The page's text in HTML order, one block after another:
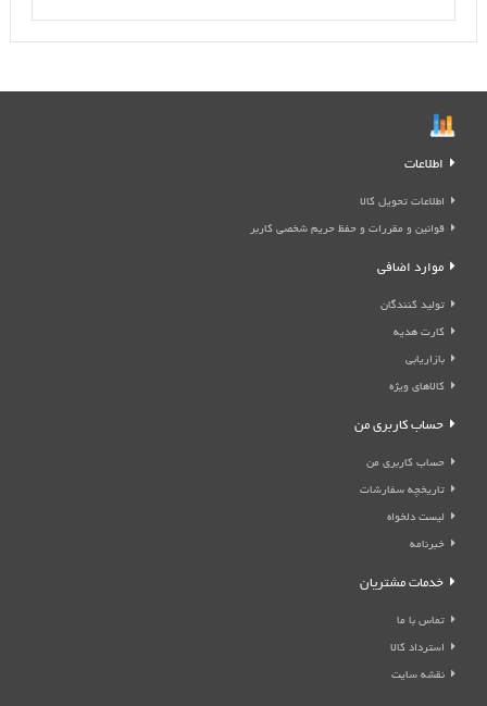
اطلاعات
اطلاعات تحویل کالا
قوانین و مقررات و حفظ حریم شخصی کاربر
موارد اضافی
تولید کنندگان
کارت هدیه
بازاریابی
کالاهای ویژه
حساب کاربری من
حساب کاربری من
تاریخچه سفارشات
لیست دلخواه
خبرنامه
خدمات مشتریان
تماس با ما
استرداد کالا
نقشه سایت